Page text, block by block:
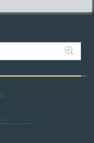
・・・・